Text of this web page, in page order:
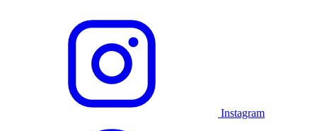
Instagram